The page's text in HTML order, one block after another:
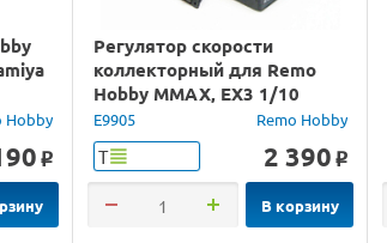
Hobby
o
Регулятор скорости
коллекторный для Remo
Hobby MMAX, EX3 1/10
E9905 Remo Hobby
Т 2 390 o
В корзину